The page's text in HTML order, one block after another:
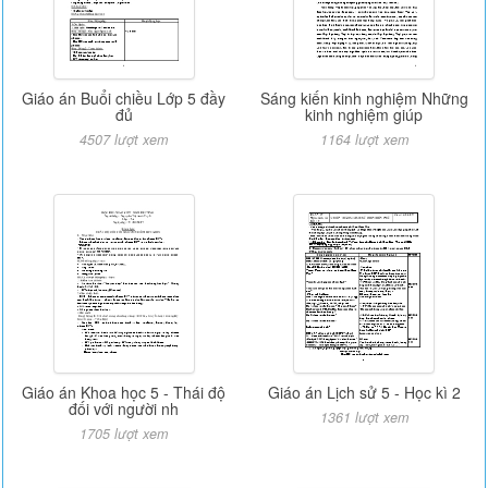
Giáo án Buổi chiều Lớp 5 đầy
đủ
4507 lượt xem
Sáng kiến kinh nghiệm Những
kinh nghiệm giúp
1164 lượt xem
Giáo án Khoa học 5 - Thái độ
đối với người nh
1705 lượt xem
Giáo án Lịch sử 5 - Học kì 2
1361 lượt xem